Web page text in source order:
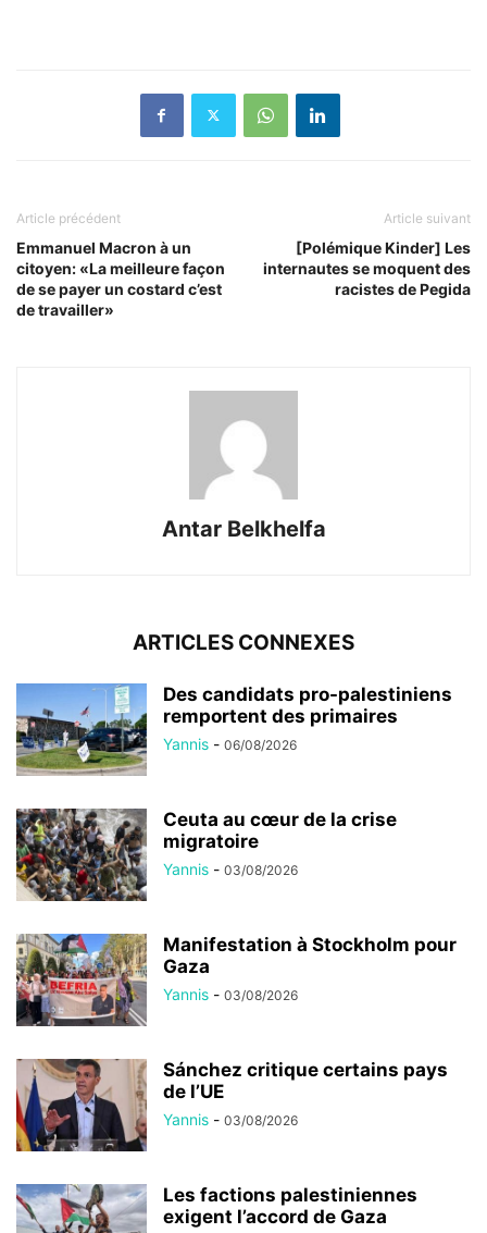
Article précédent
Emmanuel Macron à un
citoyen: «La meilleure façon
de se payer un costard c’est
de travailler»
Article suivant
[Polémique Kinder] Les
internautes se moquent des
racistes de Pegida
Antar Belkhelfa
ARTICLES CONNEXES
Des candidats pro-palestiniens
remportent des primaires
Yannis - 06/08/2026
Ceuta au cœur de la crise
migratoire
Yannis - 03/08/2026
Manifestation à Stockholm pour
Gaza
Yannis - 03/08/2026
Sánchez critique certains pays
de l’UE
Yannis - 03/08/2026
Les factions palestiniennes
exigent l’accord de Gaza